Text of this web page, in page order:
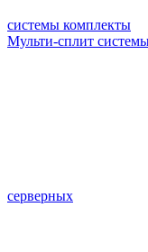
системы комплекты
Мульти-сплит
серверных